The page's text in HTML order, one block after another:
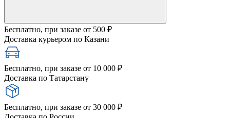
Бесплатно, при заказе от 500 ₽
Доставка курьером по Казани
Бесплатно, при заказе от 10 000 ₽
Доставка по Татарстану
Бесплатно, при заказе от 30 000 ₽